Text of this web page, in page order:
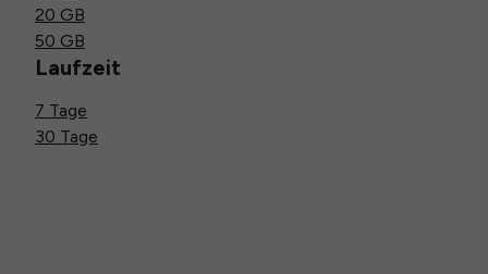
20 GB
50 GB
Laufzeit
7 Tage
30 Tage